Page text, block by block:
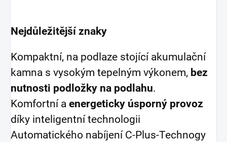
Nejdůležitější znaky
Kompaktní, na podlaze stojící akumulační
kamna s vysokým tepelným výkonem, bez
nutnosti podložky na podlahu.
Komfortní a energeticky úsporný provoz
díky inteligentní technologii
Automatického nabíjení C-Plus-Technogy